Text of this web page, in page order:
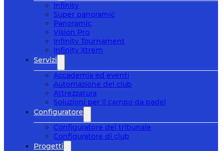
Infinity
Super panoramic
Panoramic
Vision Pro
Infinity Tournament
Infinity Xtrem
Servizi
Accademia ed eventi
Automazione del club
Attrezzatura
Soluzioni per il campo da padel
Configuratore
Configuratore del tribunale
Configuratore di club
Progetti